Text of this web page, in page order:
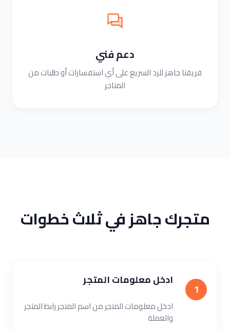
دعم فني
فريقنا جاهز للرد السريع على أي استفسارات أو طلبات من
المتاجر
متجرك جاهز في ثلاث خطوات
1
ادخل معلومات المتجر
ادخل معلومات المتجر من اسم المتجر رابط المتجر
والعملة